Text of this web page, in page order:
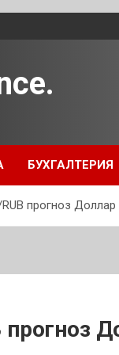
БУХГАЛТЕРИЯ
RUB прогноз
прогноз